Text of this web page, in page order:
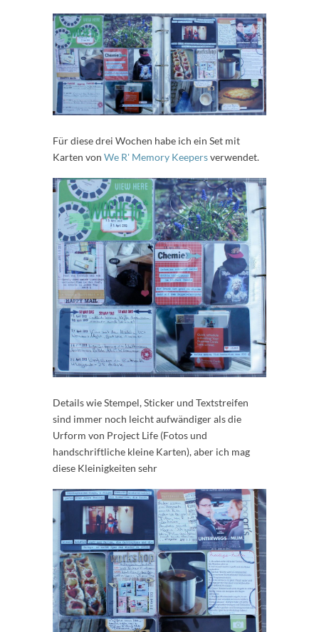
Für diese drei Wochen habe ich ein Set mit
Karten von We R' Memory Keepersverwendet.
Details wie Stempel, Sticker und Textstreifen
sind immer noch leicht aufwändiger als die
Urform von Project Life (Fotos und
handschriftliche kleine Karten), aber ich mag
diese Kleinigkeiten sehr